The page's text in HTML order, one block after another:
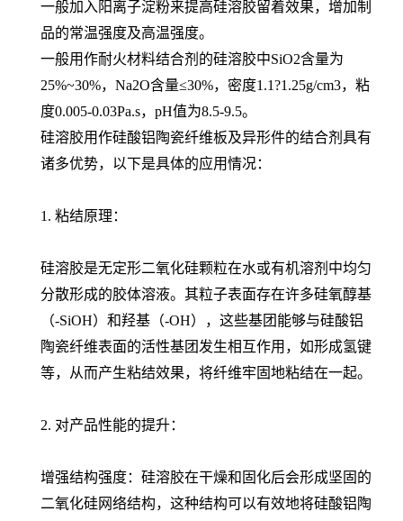
一般加入阳离子淀粉来提高硅溶胶留着效果，增加制
品的常温强度及高温强度。
一般用作耐火材料结合剂的硅溶胶中SiO2含量为
25%~30%，Na2O含量≤30%，密度1.1?1.25g/cm3，粘
度0.005-0.03Pa.s，pH值为8.5-9.5。
硅溶胶用作硅酸铝陶瓷纤维板及异形件的结合剂具有
诸多优势，以下是具体的应用情况：
1. 粘结原理：
硅溶胶是无定形二氧化硅颗粒在水或有机溶剂中均匀
分散形成的胶体溶液。其粒子表面存在许多硅氧醇基
（-SiOH）和羟基（-OH），这些基团能够与硅酸铝
陶瓷纤维表面的活性基团发生相互作用，如形成氢键
等，从而产生粘结效果，将纤维牢固地粘结在一起。
2. 对产品性能的提升：
增强结构强度：硅溶胶在干燥和固化后会形成坚固的
二氧化硅网络结构，这种结构可以有效地将硅酸铝陶